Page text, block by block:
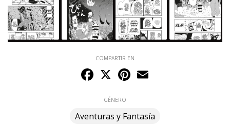
COMPARTIR EN
Facebook
X Pinterest
GÉNERO
Aventuras y Fantasía